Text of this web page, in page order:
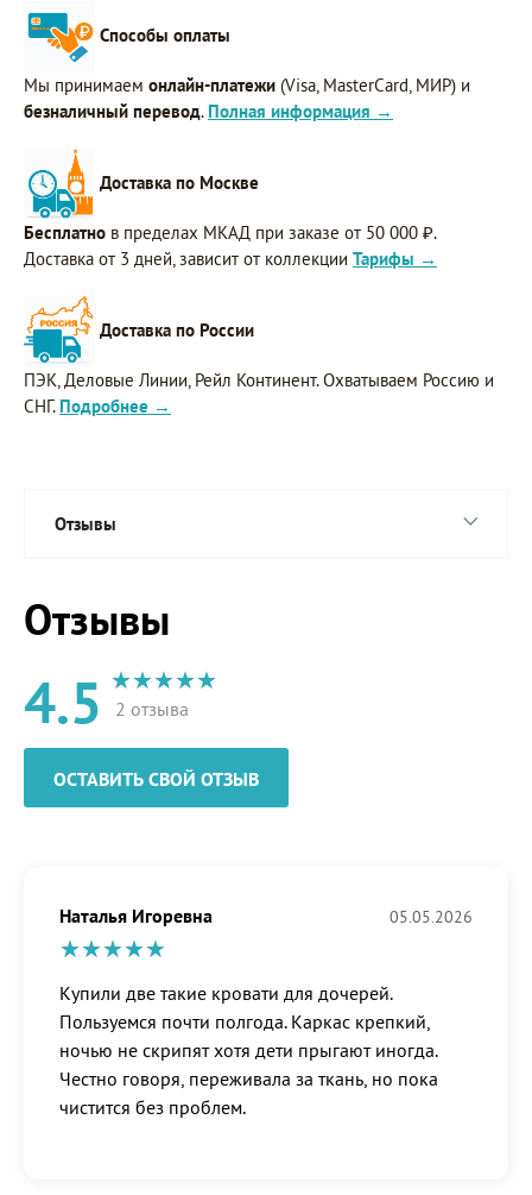
Способы оплаты
Мы принимаем онлайн-платежи (Visa, MasterCard, МИР) и
безналичный перевод. Полная информация →
Доставка по Москве
Бесплатно в пределах МКАД при заказе от 50 000 ₽.
Доставка от 3 дней, зависит от коллекции Тарифы →
Доставка по России
ПЭК, Деловые Линии, Рейл Континент. Охватываем Россию и
СНГ. Подробнее →
Отзывы
Отзывы
4.5 2 отзыва
ОСТАВИТЬ СВОЙ ОТЗЫВ
Наталья Игоревна 05.05.2026
Купили две такие кровати для дочерей.
Пользуемся почти полгода. Каркас крепкий,
ночью не скрипят хотя дети прыгают иногда.
Честно говоря, переживала за ткань, но пока
чистится без проблем.